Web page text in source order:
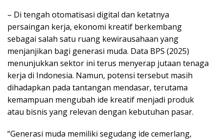
– Di tengah otomatisasi digital dan ketatnya
persaingan kerja, ekonomi kreatif berkembang
sebagai salah satu ruang kewirausahaan yang
menjanjikan bagi generasi muda. Data BPS (2025)
menunjukkan sektor ini terus menyerap jutaan tenaga
kerja di Indonesia. Namun, potensi tersebut masih
dihadapkan pada tantangan mendasar, terutama
kemampuan mengubah ide kreatif menjadi produk
atau bisnis yang relevan dengan kebutuhan pasar.
“Generasi muda memiliki segudang ide cemerlang,